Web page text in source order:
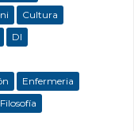
Cultura
DI
Enfermeria
Filosofía